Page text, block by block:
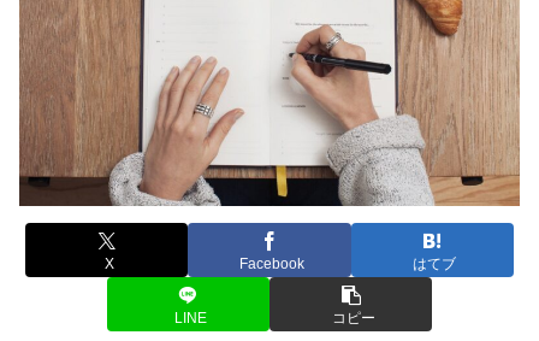
X Facebook はてブ
LINE コピー